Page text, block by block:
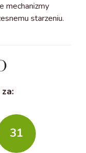
mechanizmy
starzeniu.
31